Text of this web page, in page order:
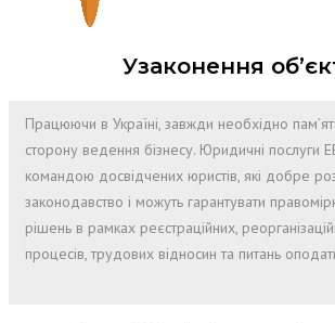
Узаконення
Працюючи в Україні, завжди необхідно
сторону ведення бізнесу. Юридичні послуги
командою досвідчених юристів, які добре
законодавство і можуть гарантувати
рішень в рамках реєстраційних,
процесів, трудових відносин та питань